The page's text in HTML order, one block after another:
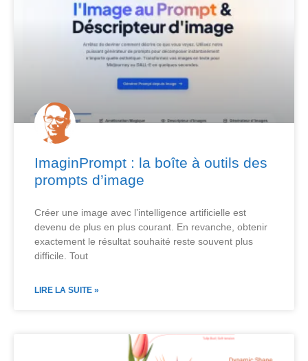
ImaginPrompt : la boîte à outils des
prompts d’image
Créer une image avec l’intelligence artificielle est
devenu de plus en plus courant. En revanche, obtenir
exactement le résultat souhaité reste souvent plus
difficile. Tout
LIRE LA SUITE »